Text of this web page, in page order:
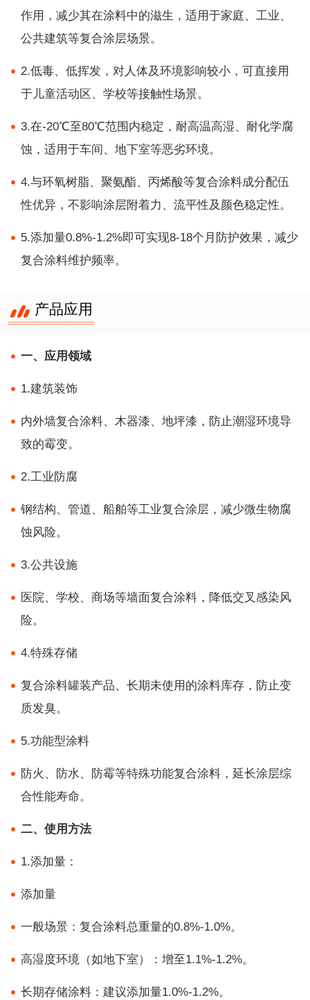
作用，减少其在涂料中的滋生，适用于家庭、工业、
公共建筑等复合涂层场景。
2.低毒、低挥发，对人体及环境影响较小，可直接用
于儿童活动区、学校等接触性场景。
3.在-20℃至80℃范围内稳定，耐高温高湿、耐化学腐
蚀，适用于车间、地下室等恶劣环境。
4.与环氧树脂、聚氨酯、丙烯酸等复合涂料成分配伍
性优异，不影响涂层附着力、流平性及颜色稳定性。
5.添加量0.8%-1.2%即可实现8-18个月防护效果，减少
复合涂料维护频率。
产品应用
一、应用领域
1.建筑装饰
内外墙复合涂料、木器漆、地坪漆，防止潮湿环境导
致的霉变。
2.工业防腐
钢结构、管道、船舶等工业复合涂层，减少微生物腐
蚀风险。
3.公共设施
医院、学校、商场等墙面复合涂料，降低交叉感染风
险。
4.特殊存储
复合涂料罐装产品、长期未使用的涂料库存，防止变
质发臭。
5.功能型涂料
防火、防水、防霉等特殊功能复合涂料，延长涂层综
合性能寿命。
二、使用方法
1.添加量：
添加量
一般场景：复合涂料总重量的0.8%-1.0%。
高湿度环境（如地下室）：增至1.1%-1.2%。
长期存储涂料：建议添加量1.0%-1.2%。